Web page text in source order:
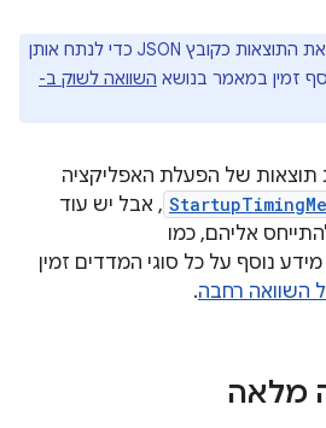
אפשר גם לאחזר את התוצאות כקובץ JSON כדי לנתח אותן
השוואה לשוק ב-
תוצאות של הפעלת האפליקציה
, אבל יש עוד
אליהם, כמו
מידע נוסף על כל סוגי המדדים זמין
השוואה רחבה.
מלאה